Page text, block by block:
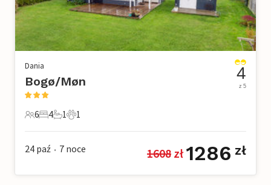
Dania
Bogø/Møn
6 Goście
6
4 Sypialnie
4
1 Łazienka
1
1 Zwierzę domowe
1
4
z 5
24 paź • 7 noce 1608 zł 1286 zł